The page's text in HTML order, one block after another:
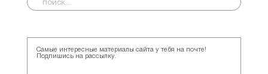
Самые интересные материалы сайта у тебя на почте!
Подпишись на рассылку.